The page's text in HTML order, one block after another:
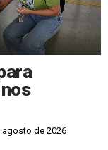
agosto de 2026